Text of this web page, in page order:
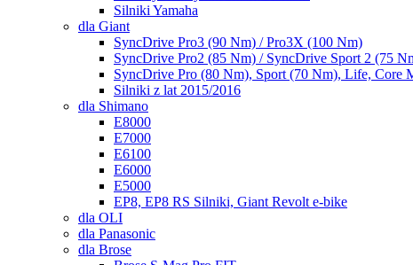
Silniki Yamaha
dla Giant
SyncDrive Pro3 (90 Nm) / Pro3X (100 Nm)
SyncDrive Pro2 (85 Nm) / SyncDrive Sport 2 (75
SyncDrive Pro (80 Nm), Sport (70 Nm), Life, Core
Silniki z lat 2015/2016
dla Shimano
E8000
E7000
E6100
E6000
E5000
EP8, EP8 RS Silniki, Giant Revolt e-bike
dla OLI
dla Panasonic
dla Brose